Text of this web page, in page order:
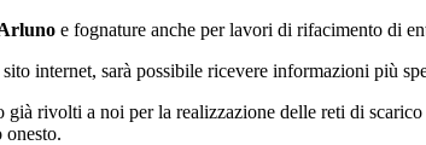
e fognature anche per lavori di rifacimento di
internet, sarà possibile ricevere informazioni più
rivolti a noi per la realizzazione delle reti di
onesto.